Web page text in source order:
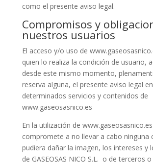
como el presente aviso legal.
Compromisos y
nuestros usuarios
El acceso y/o uso de
quien lo realiza la condición de usuario,
desde este mismo momento,
reserva alguna, el presente aviso legal
determinados servicios y contenidos de
www.gaseosasnico.es
En la utilización de
compromete a no llevar a cabo ninguna
pudiera dañar la imagen, los intereses y
de GASEOSAS NICO S.L. o de terceros